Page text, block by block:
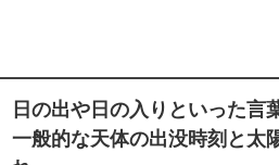
日の出や日の入りといった言
一般的な天体の出没時刻と太